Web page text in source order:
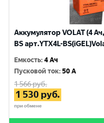
Аккумулятор VOLAT (4
BS арт.YTX4L-
Емкость:4 Ач
Пусковой ток:50 A
1 566руб.
1 530 руб.
при обмене